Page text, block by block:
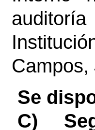
Se
C)